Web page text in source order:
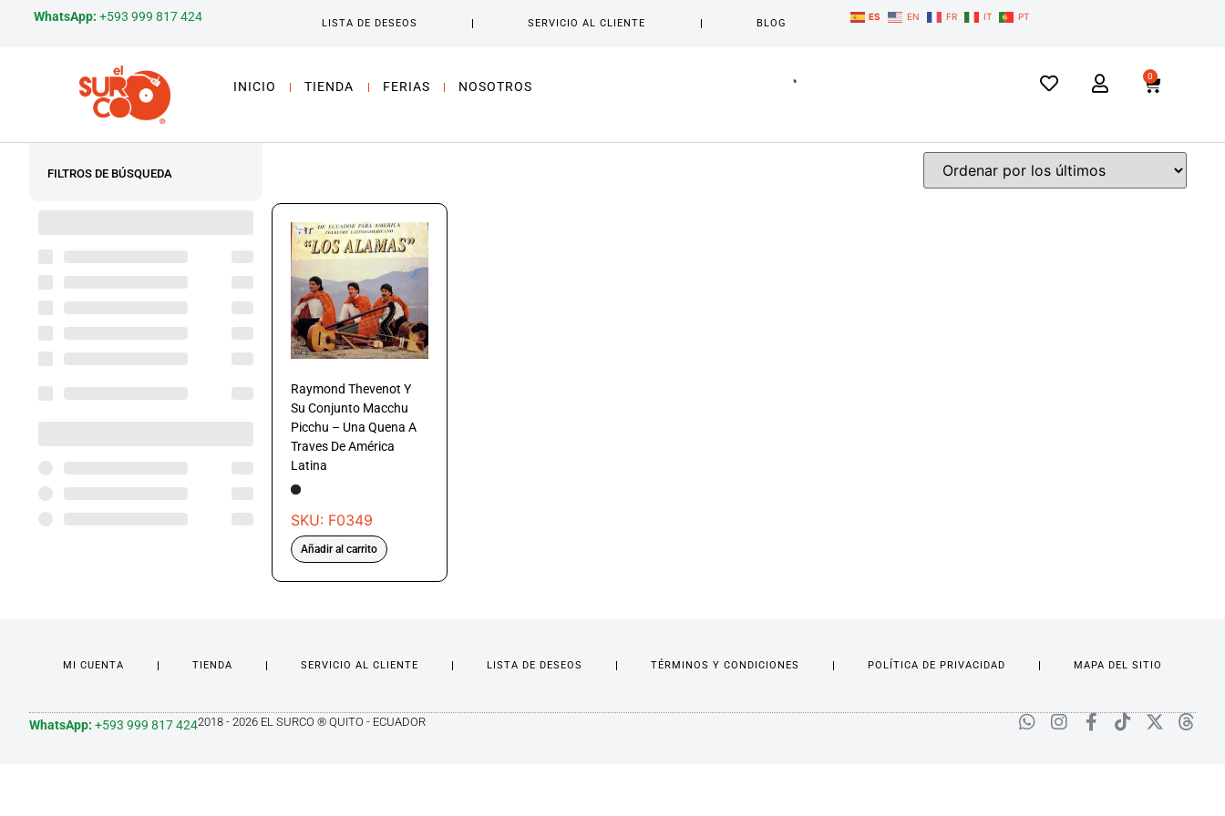
WhatsApp: +593 999 817 424 LISTA DE DESEOS SERVICIO AL CLIENTE BLOG
ES EN FR IT PT
INICIO TIENDA FERIAS NOSOTROS
0
FILTROS DE BÚSQUEDA
Raymond Thevenot Y
Su Conjunto Macchu
Picchu – Una Quena A
Traves De América
Latina
SKU: F0349
Añadir al carrito
MI CUENTA TIENDA SERVICIO AL CLIENTE LISTA DE DESEOS TÉRMINOS Y CONDICIONES POLÍTICA DE PRIVACIDAD MAPA DEL SITIO
WhatsApp: +593 999 817 4242018 - 2026 EL SURCO ® QUITO - ECUADOR